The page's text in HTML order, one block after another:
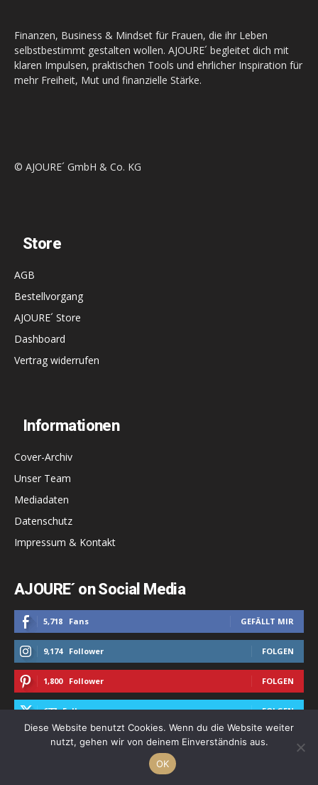
Finanzen, Business & Mindset für Frauen, die ihr Leben
selbstbestimmt gestalten wollen. AJOURE´ begleitet dich mit
klaren Impulsen, praktischen Tools und ehrlicher Inspiration für
mehr Freiheit, Mut und finanzielle Stärke.
© AJOURE´ GmbH & Co. KG
Store
AGB
Bestellvorgang
AJOURE´ Store
Dashboard
Vertrag widerrufen
Informationen
Cover-Archiv
Unser Team
Mediadaten
Datenschutz
Impressum & Kontakt
AJOURE´ on Social Media
5,718 Fans GEFÄLLT MIR
9,174 Follower FOLGEN
1,800 Follower FOLGEN
677 Follower FOLGEN
Diese Website benutzt Cookies. Wenn du die Website weiter
nutzt, gehen wir von deinem Einverständnis aus.
OK